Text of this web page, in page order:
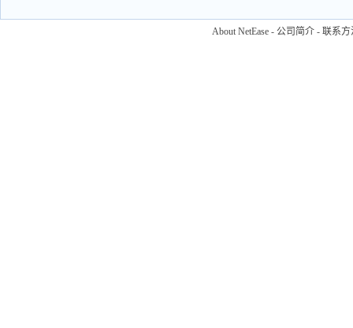
About NetEase - 公司简介 - 联系方